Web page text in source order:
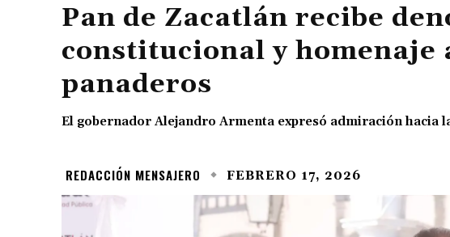
Pan de Zacatlán recibe
constitucional y homenaje
panaderos
El gobernador Alejandro Armenta expresó admiración hacia
REDACCIÓN MENSAJERO FEBRERO 17, 2026